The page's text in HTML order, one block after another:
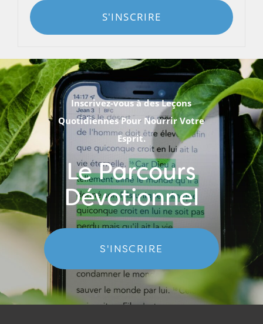
S'INSCRIRE
Inscrivez-vous à des Leçons
Quotidiennes Pour Nourrir Votre
Esprit.
Le Parcours
Dévotionnel
S'INSCRIRE